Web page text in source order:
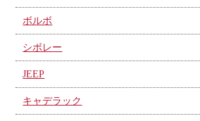
ボルボ
シボレー
JEEP
キャデラック